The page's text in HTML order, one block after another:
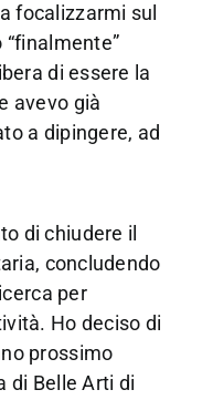
focalizzarmi sul
di essere la
avevo già
a dipingere, ad
di chiudere il
concludendo
per
Ho deciso di
prossimo
di Belle Arti di